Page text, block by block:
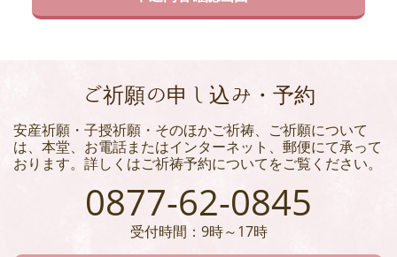
ご祈願の申し込み・予約
安産祈願・子授祈願・そのほかご祈祷、ご祈願について
は、本堂、お電話またはインターネット、郵便にて承って
おります。詳しくはご祈祷予約についてをご覧ください。
0877-62-0845
受付時間：9時～17時